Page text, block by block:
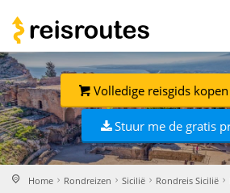
Volledige reisgids
Stuur me de gratis
Home Rondreizen Sicilië Rondreis Sicilië